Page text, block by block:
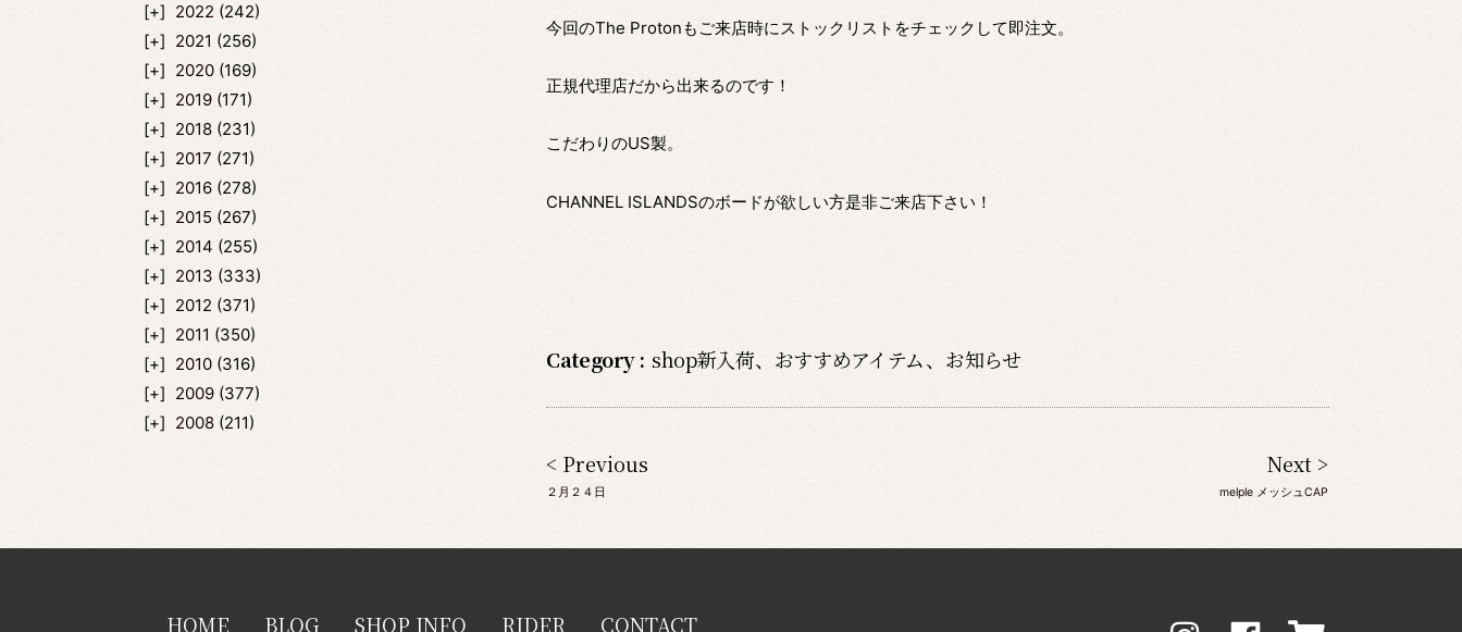
2022 (242)
2021 (256)
2020 (169)
2019 (171)
2018 (231)
2017 (271)
2016 (278)
2015 (267)
2014 (255)
2013 (333)
2012 (371)
2011 (350)
2010 (316)
2009 (377)
2008 (211)
今回のThe Protonもご来店時にストックリストをチェックして即注文。
正規代理店だから出来るのです！
こだわりのUS製。
CHANNEL ISLANDSのボードが欲しい方是非ご来店下さい！
Category : shop新入荷、 おすすめアイテム、 お知らせ
< Previous
２月２４日
Next >
melple メッシュCAP
HOME BLOG SHOP INFO RIDER CONTACT